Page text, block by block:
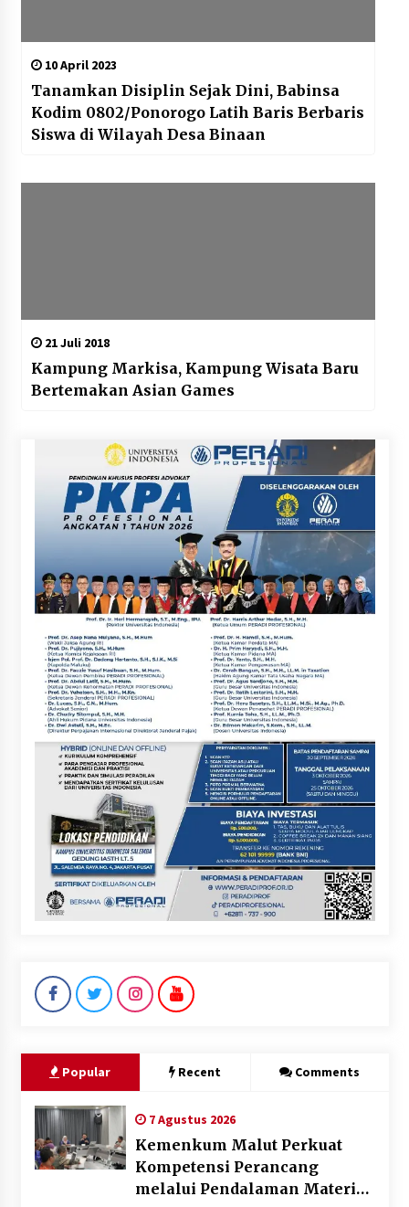
10 April 2023
Tanamkan Disiplin Sejak Dini, Babinsa
Kodim 0802/Ponorogo Latih Baris Berbaris
Siswa di Wilayah Desa Binaan
21 Juli 2018
Kampung Markisa, Kampung Wisata Baru
Bertemakan Asian Games
Popular Recent Comments
7 Agustus 2026
Kemenkum Malut Perkuat
Kompetensi Perancang
melalui Pendalaman Materi